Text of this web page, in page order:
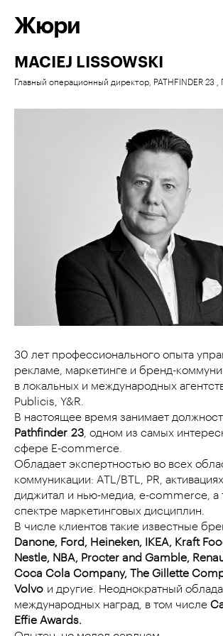
Жюри
MACIEJ LISSOWSKI
Главный операционный директор, PATHFINDER
30 лет профессионального опыта
рекламе, маркетинге и бренд-
в локальных и международных
Publicis, Y&R.
В настоящее время занимает
Pathfinder 23 , одном из самых
сфере E-commerce.
Обладает экспертностью во всех
коммуникации: ATL/BTL, PR,
диджитал и нью-медиа, e-commerce, а
спектре маркетинговых дисциплин.
В числе клиентов такие известные
Danone, Ford, Heineken, IKEA, Kraft
Nestle, NBA, Procter and Gamble,
Coca Cola Company, The Gillette
Volvo и другие. Неоднократный
международных наград, в том числе
Effie Awards.